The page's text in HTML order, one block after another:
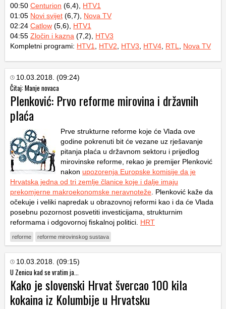
00:50 Centurion (6,4), HTV1
01:05 Novi svijet (6,7), Nova TV
02:24 Catlow (5,6), HTV1
04:55 Zločin i kazna (7,2), HTV3
Kompletni programi: HTV1 HTV2 HTV3 HTV4 RTL Nova TV
10.03.2018. (09:24)
Čitaj: Manje novaca
Plenković: Prvo reforme mirovina i državnih
plaća
Prve strukturne reforme koje će Vlada ove
godine pokrenuti bit će vezane uz rješavanje
pitanja plaća u državnom sektoru i prijedlog
mirovinske reforme, rekao je premijer Plenković
nakon upozorenja Europske komisije da je
Hrvatska jedna od tri zemlje članice koje i dalje imaju
prekomjerne makroekonomske neravnoteže . Plenković kaže da
očekuje i veliki napredak u obrazovnoj reformi kao i da će Vlada
posebnu pozornost posvetiti investicijama, strukturnim
reformama i odgovornoj fiskalnoj politici. HRT
reforme reforme mirovinskog sustava
10.03.2018. (09:15)
U Zenicu kad se vratim ja...
Kako je slovenski Hrvat švercao 100 kila
kokaina iz Kolumbije u Hrvatsku